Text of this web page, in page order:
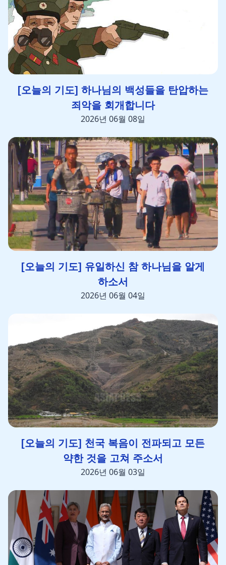
[오늘의 기도] 하나님의 백성들을 탄압하는
죄악을 회개합니다
2026년 06월 08일
[오늘의 기도] 유일하신 참 하나님을 알게
하소서
2026년 06월 04일
[오늘의 기도] 천국 복음이 전파되고 모든
약한 것을 고쳐 주소서
2026년 06월 03일